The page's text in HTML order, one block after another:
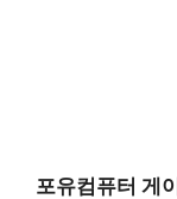
포유컴퓨터 게